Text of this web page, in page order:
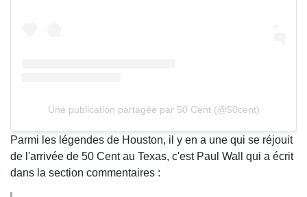
Une publication partagée par 50 Cent (@50cent)
Parmi les légendes de Houston, il y en a une qui se réjouit
de l'arrivée de 50 Cent au Texas, c'est Paul Wall qui a écrit
dans la section commentaires :